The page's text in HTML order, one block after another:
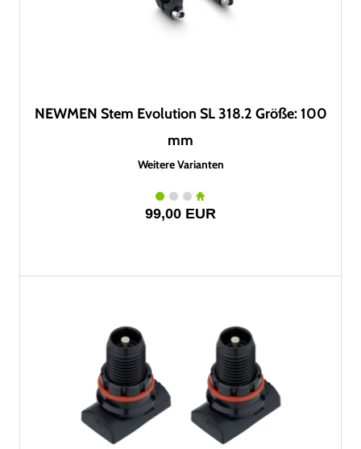
NEWMEN Stem Evolution SL 318.2 Größe: 100
mm
Weitere Varianten
99,00 EUR